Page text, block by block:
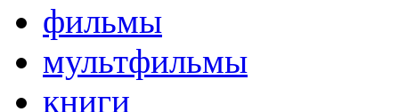
фильмы
мультфильмы
книги